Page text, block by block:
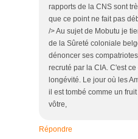
rapports de la CNS sont
que ce point ne fait pas
/> Au sujet de Mobutu je
de la Sûreté coloniale
dénoncer ses
recruté par la CIA. C'est
longévité. Le jour où les
il est tombé comme un
vôtre,
Répondre